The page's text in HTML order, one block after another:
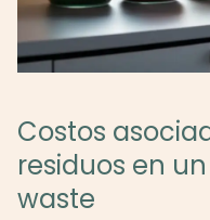
Costos
residuos en
waste